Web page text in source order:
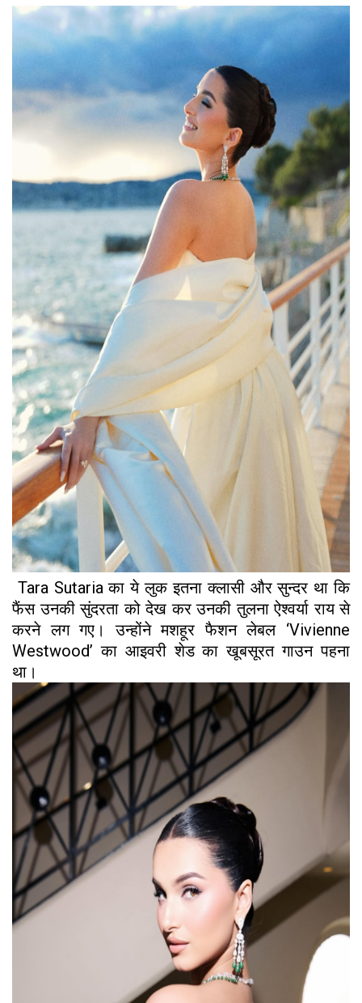
Tara Sutaria का ये लुक इतना क्लासी और सुन्दर था कि
फैंस उनकी सुंदरता को देख कर उनकी तुलना ऐश्वर्या राय से
करने लग गए। उन्होंने मशहूर फैशन लेबल ‘Vivienne
Westwood’ का आइवरी शेड का खूबसूरत गाउन पहना
था।